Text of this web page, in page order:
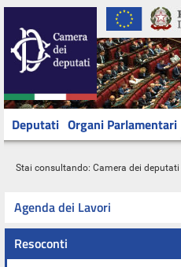
Deputati Organi Parlamentari
Stai consultando: Camera dei deputati
Agenda dei Lavori
Resoconti